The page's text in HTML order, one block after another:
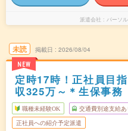
派遣会社 パーソ
未読
NEW
掲載日 2026/08/04
定時17時！正社員目
収325万～＊生保事務
職種未経験OK 交通費別途支給あ
正社員への紹介予定派遣